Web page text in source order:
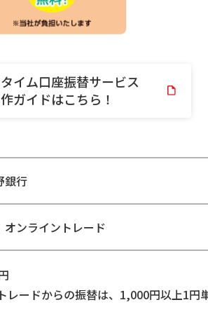
イム口座振替サービス
ガイドはこちら！
銀行
ンライントレード
レードからの振替は、1,000円以上1円